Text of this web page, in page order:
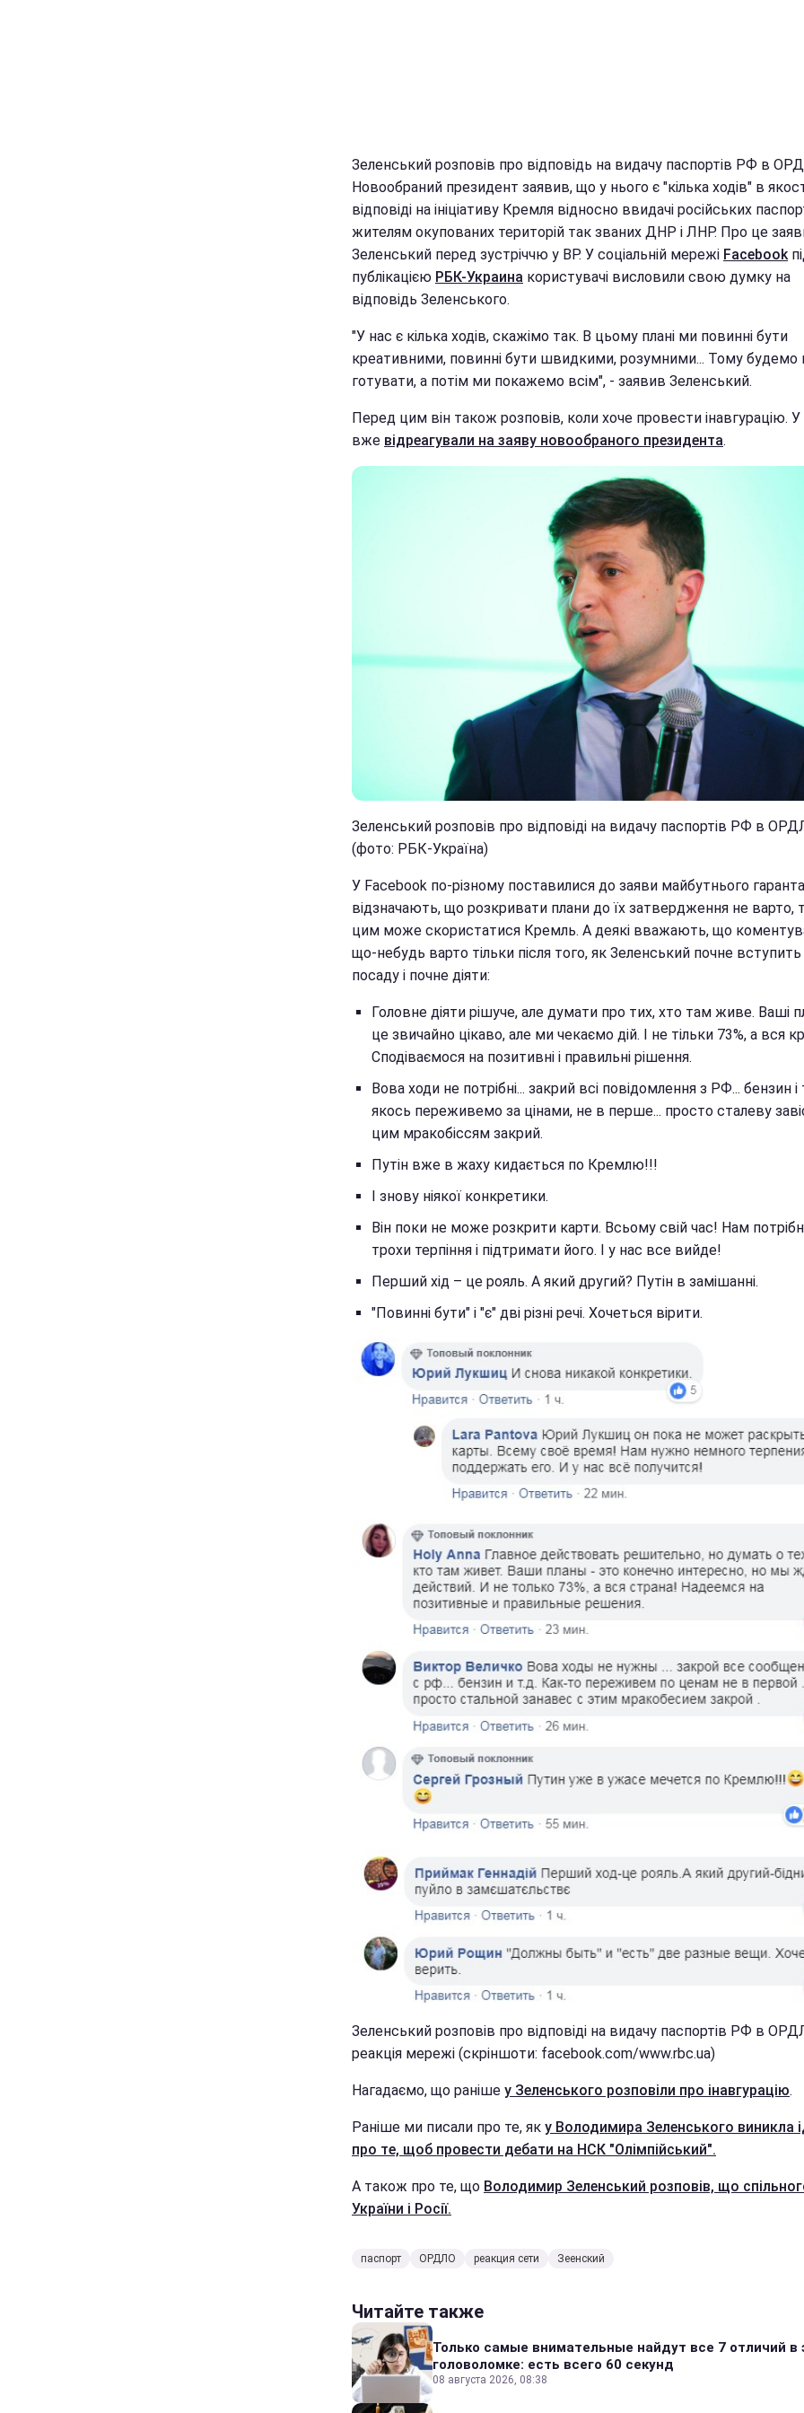
Зеленський розповів про відповідь на видачу паспортів РФ в
Новообраний президент заявив, що у нього є "кілька ходів" в
відповіді на ініціативу Кремля відносно ввидачі російських
жителям окупованих територій так званих ДНР і ЛНР. Про це
Зеленський перед зустріччю у ВР. У соціальній мережі Facebook
публікацією РБК-Украина користувачі висловили свою думку на
відповідь Зеленського.
"У нас є кілька ходів, скажімо так. В цьому плані ми повинні бути
креативними, повинні бути швидкими, розумними... Тому будемо
готувати, а потім ми покажемо всім", - заявив Зеленський.
Перед цим він також розповів, коли хоче провести інавгурацію.
вже відреагували на заяву новообраного президента.
Зеленський розповів про відповіді на видачу паспортів РФ в
(фото: РБК-Україна)
У Facebook по-різному поставилися до заяви майбутнього
відзначають, що розкривати плани до їх затвердження не варто,
цим може скористатися Кремль. А деякі вважають, що
що-небудь варто тільки після того, як Зеленський почне вступить
посаду і почне діяти:
Головне діяти рішуче, але думати про тих, хто там живе. Ваші
це звичайно цікаво, але ми чекаємо дій. І не тільки 73%, а вся
Сподіваємося на позитивні і правильні рішення.
Вова ходи не потрібні... закрий всі повідомлення з РФ... бензин і
якось переживемо за цінами, не в перше... просто сталеву
цим мракобіссям закрий.
Путін вже в жаху кидається по Кремлю!!!
І знову ніякої конкретики.
Він поки не може розкрити карти. Всьому свій час! Нам
трохи терпіння і підтримати його. І у нас все вийде!
Перший хід – це рояль. А який другий? Путін в замішанні.
"Повинні бути" і "є" дві різні речі. Хочеться вірити.
Зеленський розповів про відповіді на видачу паспортів РФ в
реакція мережі (скріншоти: facebook.com/www.rbc.ua)
Нагадаємо, що раніше у Зеленського розповіли про інавгурацію.
Раніше ми писали про те, як у Володимира Зеленського виникла
про те, щоб провести дебати на НСК "Олімпійський".
А також про те, що Володимир Зеленський розповів, що
України і Росії.
паспорт ОРДЛО реакция сети Зеенский
Читайте также
Только самые внимательные найдут все 7 отличий в
головоломке: есть всего 60 секунд
08 августа 2026, 08:38